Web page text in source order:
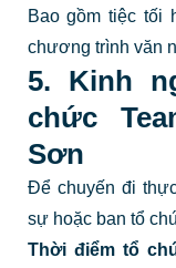
Bao gồm tiệc tối
chương trình văn
5. Kinh
chức
Sơn
Để chuyến đi
sự hoặc ban tổ
Thời điểm tổ